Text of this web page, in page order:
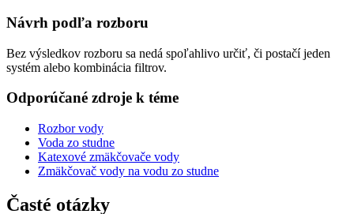
Návrh podľa rozboru
Bez výsledkov rozboru sa nedá spoľahlivo určiť, či postačí jeden
systém alebo kombinácia filtrov.
Odporúčané zdroje k téme
Rozbor vody
Voda zo studne
Katexové zmäkčovače vody
Zmäkčovač vody na vodu zo studne
Časté otázky